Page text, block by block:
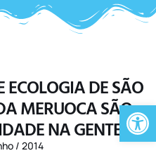
ECOLOGIA DE SÃO
MERUOCA SÃO
NA GENTE
/ 2014